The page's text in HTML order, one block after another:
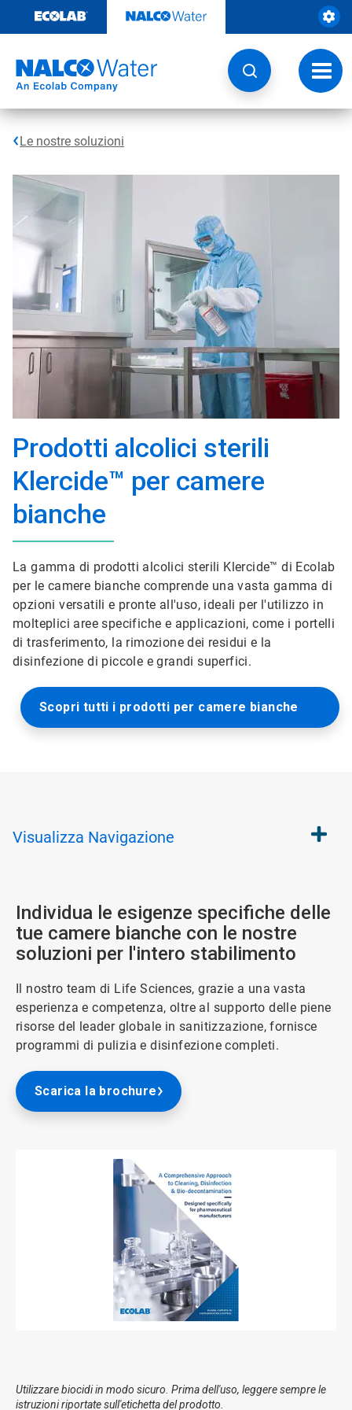
contenuto
Le nostre soluzioni
Prodotti alcolici sterili
Klercide™ per camere
bianche
La gamma di prodotti alcolici sterili Klercide™ di Ecolab
per le camere bianche comprende una vasta gamma di
opzioni versatili e pronte all'uso, ideali per l'utilizzo in
molteplici aree specifiche e applicazioni, come i portelli
di trasferimento, la rimozione dei residui e la
disinfezione di piccole e grandi superfici.
Scopri tutti i prodotti per camere bianche
Visualizza Navigazione
Individua le esigenze specifiche delle
tue camere bianche con le nostre
soluzioni per l'intero stabilimento
Il nostro team di Life Sciences, grazie a una vasta
esperienza e competenza, oltre al supporto delle piene
risorse del leader globale in sanitizzazione, fornisce
programmi di pulizia e disinfezione completi.
Scarica la brochure
Utilizzare biocidi in modo sicuro. Prima dell'uso, leggere sempre le
istruzioni riportate sull'etichetta del prodotto.